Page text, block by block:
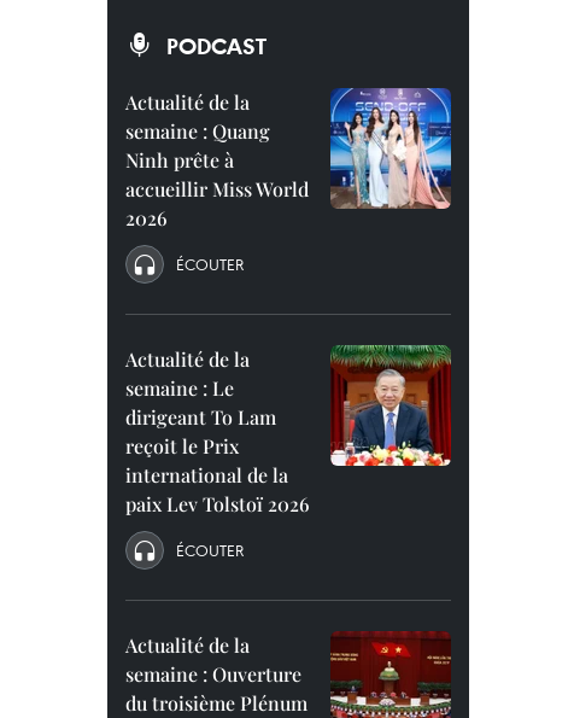
PODCAST
Actualité de la
semaine : Quang
Ninh prête à
accueillir Miss World
2026
ÉCOUTER
Actualité de la
semaine : Le
dirigeant To Lam
reçoit le Prix
international de la
paix Lev Tolstoï 2026
ÉCOUTER
Actualité de la
semaine : Ouverture
du troisième Plénum